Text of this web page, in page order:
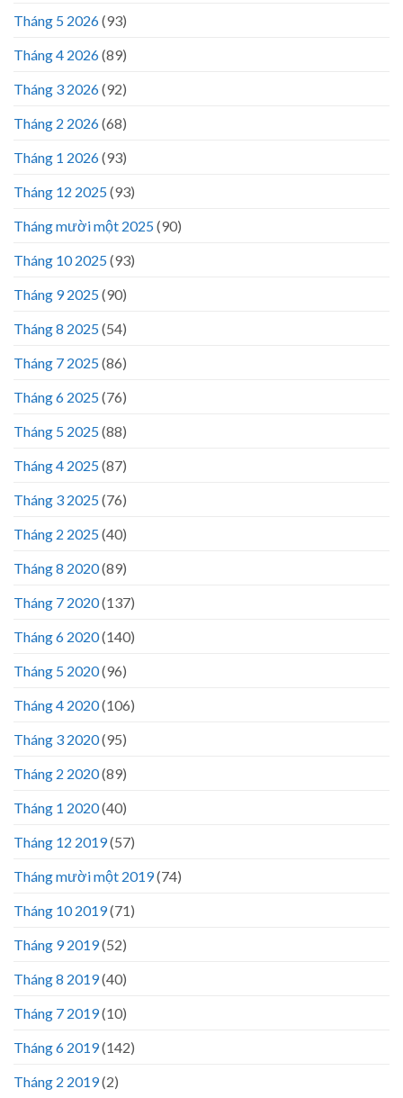
Tháng 5 2026(93)
Tháng 4 2026(89)
Tháng 3 2026(92)
Tháng 2 2026(68)
Tháng 1 2026(93)
Tháng 12 2025(93)
Tháng mười một 2025(90)
Tháng 10 2025(93)
Tháng 9 2025(90)
Tháng 8 2025(54)
Tháng 7 2025(86)
Tháng 6 2025(76)
Tháng 5 2025(88)
Tháng 4 2025(87)
Tháng 3 2025(76)
Tháng 2 2025(40)
Tháng 8 2020(89)
Tháng 7 2020(137)
Tháng 6 2020(140)
Tháng 5 2020(96)
Tháng 4 2020(106)
Tháng 3 2020(95)
Tháng 2 2020(89)
Tháng 1 2020(40)
Tháng 12 2019(57)
Tháng mười một 2019(74)
Tháng 10 2019(71)
Tháng 9 2019(52)
Tháng 8 2019(40)
Tháng 7 2019(10)
Tháng 6 2019(142)
Tháng 2 2019(2)